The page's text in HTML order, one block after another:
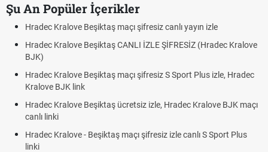
Şu An Popüler İçerikler
Hradec Kralove Beşiktaş maçı şifresiz canlı yayın izle
Hradec Kralove Beşiktaş CANLI İZLE ŞİFRESİZ (Hradec Kralove
BJK)
Hradec Kralove Beşiktaş maçı şifresiz S Sport Plus izle, Hradec
Kralove BJK link
Hradec Kralove Beşiktaş ücretsiz izle, Hradec Kralove BJK maçı
canlı linki
Hradec Kralove - Beşiktaş maçı şifresiz izle canlı S Sport Plus
linki